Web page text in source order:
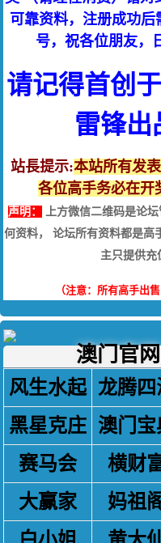
可靠资料，注册成功
号，祝各位朋友，
请记得首创于
雷锋出
站長提示:本站所有发
各位高手务必在开
声明：
上方微信二维码是论
何资料， 论坛所有资料都是高
主只提供充
（注意：所有高手出
澳门官
风生水起 龙腾四
黑星克庄 澳门宝
赛马会
横财
大赢家
妈祖